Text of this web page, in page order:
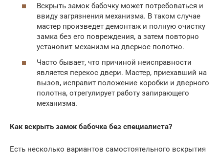
Вскрыть замок бабочку может потребоваться и
ввиду загрязнения механизма. В таком случае
мастер произведет демонтаж и полную очистку
замка без его повреждения, а затем повторно
установит механизм на дверное полотно.
Часто бывает, что причиной неисправности
является перекос двери. Мастер, приехавший на
вызов, исправит положение коробки и дверного
полотна, отрегулирует работу запирающего
механизма.
Как вскрыть замок бабочка без специалиста?
Есть несколько вариантов самостоятельного вскрытия